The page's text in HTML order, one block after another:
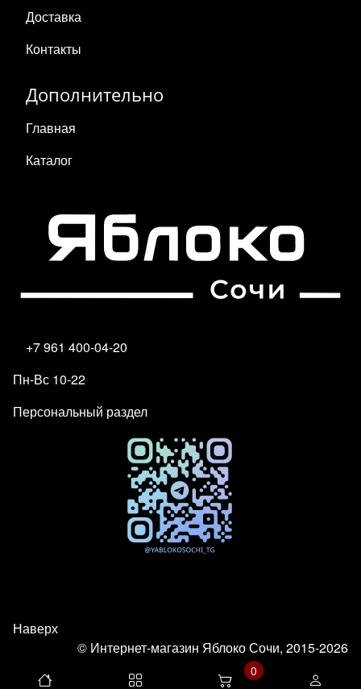
Доставка
Контакты
Дополнительно
Главная
Каталог
+7 961 400-04-20
Пн-Вс 10-22
Персональный раздел
Наверх
© Интернет-магазин Яблоко Сочи, 2015-2026
0